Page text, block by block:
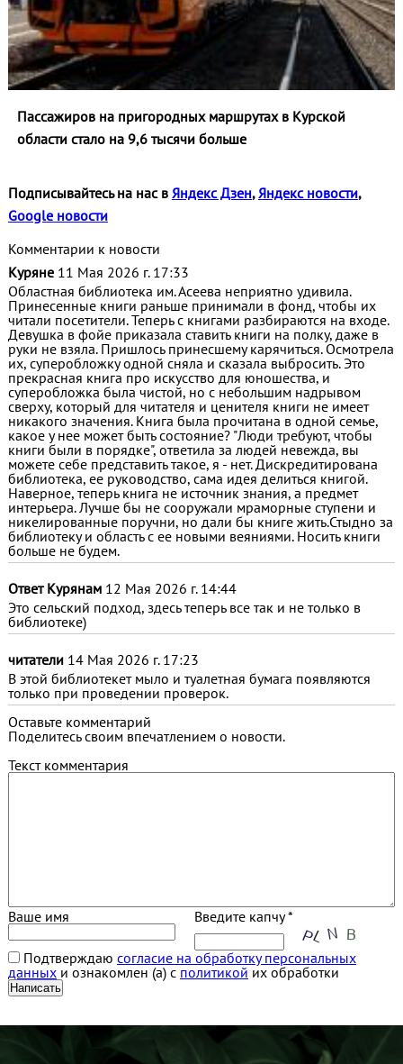
Пассажиров на пригородных маршрутах в Курской
области стало на 9,6 тысячи больше
Подписывайтесь на нас в Яндекс Дзен, Яндекс новости,
Google новости
Комментарии к новости
Куряне 11 Мая 2026 г. 17:33
Областная библиотека им. Асеева неприятно удивила.
Принесенные книги раньше принимали в фонд, чтобы их
читали посетители. Теперь с книгами разбираются на входе.
Девушка в фойе приказала ставить книги на полку, даже в
руки не взяла. Пришлось принесшему карячиться. Осмотрела
их, суперобложку одной сняла и сказала выбросить. Это
прекрасная книга про искусство для юношества, и
суперобложка была чистой, но с небольшим надрывом
сверху, который для читателя и ценителя книги не имеет
никакого значения. Книга была прочитана в одной семье,
какое у нее может быть состояние? "Люди требуют, чтобы
книги были в порядке", ответила за людей невежда, вы
можете себе представить такое, я - нет. Дискредитирована
библиотека, ее руководство, сама идея делиться книгой.
Наверное, теперь книга не источник знания, а предмет
интерьера. Лучше бы не сооружали мраморные ступени и
никелированные поручни, но дали бы книге жить.Стыдно за
библиотеку и область с ее новыми веяниями. Носить книги
больше не будем.
Ответ Курянам 12 Мая 2026 г. 14:44
Это сельский подход, здесь теперь все так и не только в
библиотеке)
читатели 14 Мая 2026 г. 17:23
В этой библиотекет мыло и туалетная бумага появляются
только при проведении проверок.
Оставьте комментарий
Поделитесь своим впечатлением о новости.
Текст комментария
Ваше имя Введите капчу *
Подтверждаю согласие на обработку персональных
данныхи ознакомлен (а) с политикой их обработки